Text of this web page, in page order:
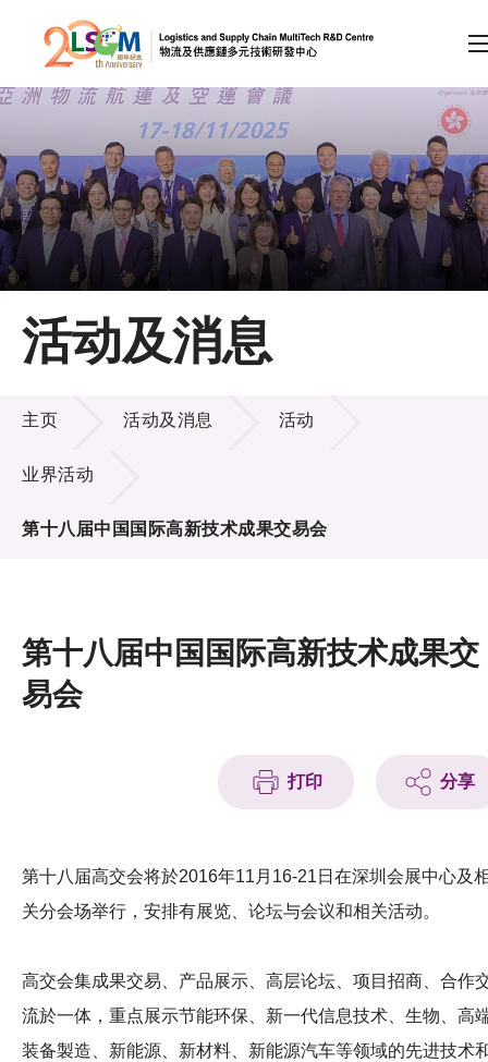
跳到内容（按回车键）
会员登录
A A EN 繁 简
主页
关于LSCM
技术商品化
项目及资助计划
活动及消息
活动及消息
主页 活动及消息 活动
业界活动
第十八届中国国际高新技术成果交易会
第十八届中国国际高新技术成果交
易会
打印 分享
第十八届高交会将於2016年11月16-21日在深圳会展中心及
关分会场举行，安排有展览、论坛与会议和相关活动。
高交会集成果交易、产品展示、高层论坛、项目招商、合作
流於一体，重点展示节能环保、新一代信息技术、生物、高
装备製造、新能源、新材料、新能源汽车等领域的先进技术